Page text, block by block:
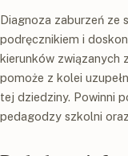
Diagnoza zaburzeń ze
podręcznikiem i
kierunków związanych
pomoże z kolei
tej dziedziny. Powinni
pedagodzy szkolni